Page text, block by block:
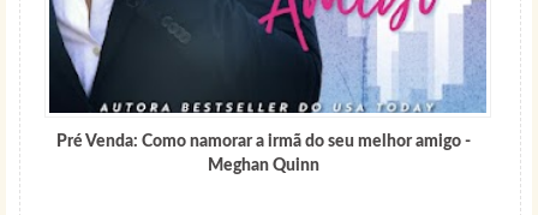
Pré Venda: Como namorar a irmã do seu melhor amigo -
Meghan Quinn